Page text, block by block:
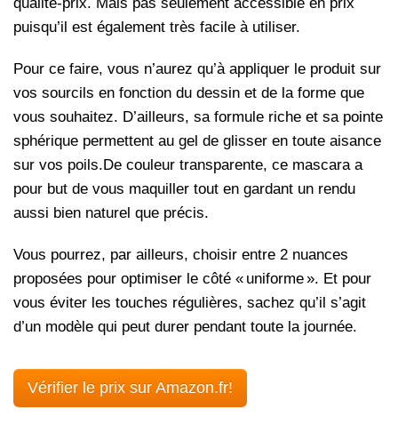
puisqu’il est également très facile à utiliser.
Pour ce faire, vous n’aurez qu’à appliquer le produit sur
vos sourcils en fonction du dessin et de la forme que
vous souhaitez. D’ailleurs, sa formule riche et sa pointe
sphérique permettent au gel de glisser en toute aisance
sur vos poils.De couleur transparente, ce mascara a
pour but de vous maquiller tout en gardant un rendu
aussi bien naturel que précis.
Vous pourrez, par ailleurs, choisir entre 2 nuances
proposées pour optimiser le côté « uniforme ». Et pour
vous éviter les touches régulières, sachez qu’il s’agit
d’un modèle qui peut durer pendant toute la journée.
Vérifier le prix sur Amazon.fr!